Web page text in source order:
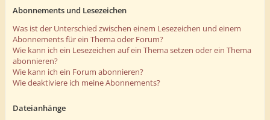
Abonnements und Lesezeichen
Was ist der Unterschied zwischen einem Lesezeichen und einem
Abonnements für ein Thema oder Forum?
Wie kann ich ein Lesezeichen auf ein Thema setzen oder ein Thema
abonnieren?
Wie kann ich ein Forum abonnieren?
Wie deaktiviere ich meine Abonnements?
Dateianhänge